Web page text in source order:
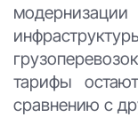
тарифы
сравнению с